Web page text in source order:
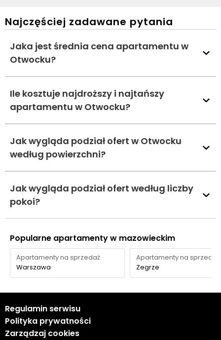
Najczęściej zadawane pytania
Jaka jest średnia cena apartamentu w
Otwocku?
Ile kosztuje najdroższy i najtańszy
apartamentu w Otwocku?
Jak wygląda podział ofert w Otwocku
według powierzchni?
Jak wygląda podział ofert według liczby
pokoi?
Popularne apartamenty w mazowieckim
Apartamenty na sprzedaż
Warszawa
Apartamenty na sprzedaż
Zegrze
Regulamin serwisu
Polityka prywatności
Zarządzaj cookies